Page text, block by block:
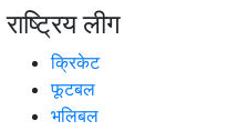
राष्ट्रिय लीग
क्रिकेट
फूटबल
भलिबल